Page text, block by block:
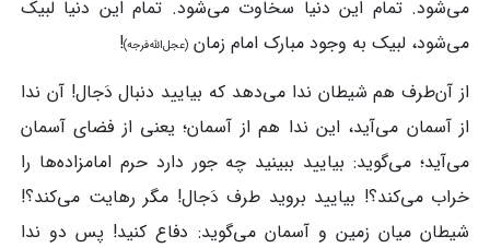
می‌شود. تمام این دنیا سخاوت می‌شود. تمام این دنیا لبیک
می‌شود، لبیک به ‌وجود مبارک امام زمان (عجل‌الله‌فرجه)!
از آن‌طرف هم شیطان ندا می‌دهد که بیایید دنبال دَجال! آن ندا
از آسمان می‌آید، این ندا هم از آسمان؛ یعنی از فضای آسمان
می‌آید؛ می‌گوید: بیایید ببینید چه جور دارد حرم امامزاده‌ها را
خراب می‌کند؟! بیایید بروید طرف دَجال! مگر رهایت می‌کند؟!
شیطان میان زمین و آسمان می‌گوید: دفاع کنید! پس دو ندا